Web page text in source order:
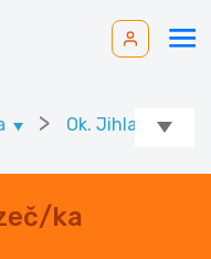
> Ok. Jihlava
ka